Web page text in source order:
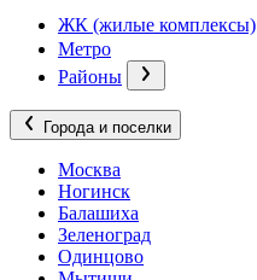
ЖК (жилые комплексы)
Метро
Районы
Города и поселки
Москва
Ногинск
Балашиха
Зеленоград
Одинцово